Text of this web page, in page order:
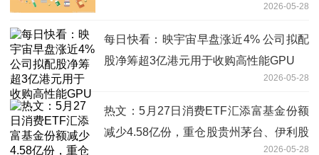
2026-05-28
每日快看：映宇宙早盘涨近4% 公司拟配
股净筹超3亿港元用于收购高性能GPU
2026-05-28
热文：5月27日消费ETF汇添富基金份额
减少4.58亿份，重仓股贵州茅台、伊利股
2026-05-28